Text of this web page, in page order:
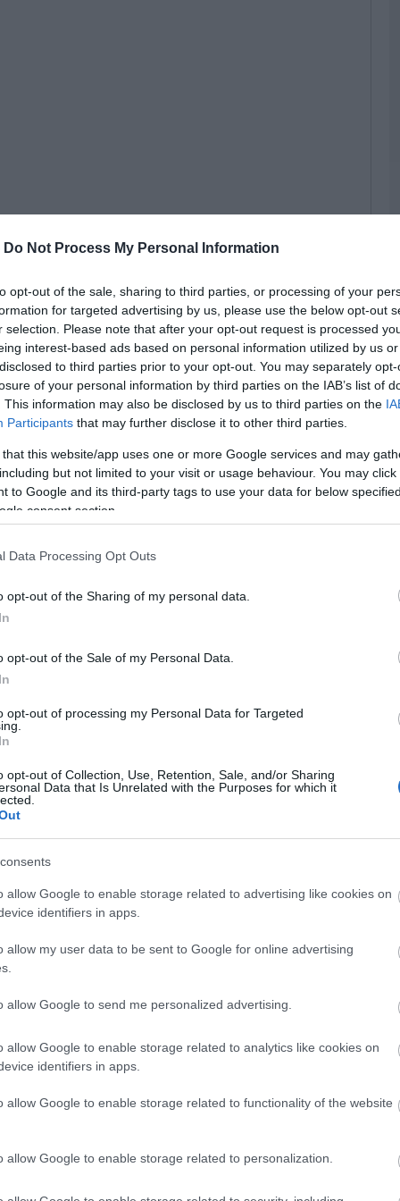
Do Not Process My Personal Information
opt-out of the sale, sharing to third parties, or processing of your
for targeted advertising by us, please use the below opt-out
selection. Please note that after your opt-out request is processed
interest-based ads based on personal information utilized by us
to third parties prior to your opt-out. You may separately
of your personal information by third parties on the IAB’s list of
This information may also be disclosed by us to third parties on the
Participants that may further disclose it to other third parties.
that this website/app uses one or more Google services and may
but not limited to your visit or usage behaviour. You may
to Google and its third-party tags to use your data for below
consent section.
Data Processing Opt Outs
opt-out of the Sharing of my personal data.
opt-out of the Sale of my Personal Data.
opt-out of processing my Personal Data for Targeted
opt-out of Collection, Use, Retention, Sale, and/or Sharing
Data that Is Unrelated with the Purposes for which it
allow Google to enable storage related to advertising like cookies on
identifiers in apps.
allow my user data to be sent to Google for online advertising
allow Google to send me personalized advertising.
allow Google to enable storage related to analytics like cookies on
identifiers in apps.
allow Google to enable storage related to functionality of the website
allow Google to enable storage related to personalization.
να υπερβαίνει τις 10.000 ευρώ.
τα εξής:
του Κώδικα ΦΠΑ, το ειδικό καθεστώς
προαιρετικό καθεστώς, καθίσταται πιο
ότι σε αυτό εντάσσονται οι πραγματικά
να εκπληρώσουν τις υποχρεώσεις
προβλέπεται απαλλαγή από την
καταβολής του φόρου αυτού,
αρχείων (βιβλίων) που τηρούν, όχι
κατά το προηγούμενο φορολογικό έτος
και παροχές υπηρεσιών, κατά την
μέχρι τις 10.000 ευρώ, χωρίς στο ποσό
αξίας, αλλά και για τους νέους
της δήλωσης έναρξης των εργασιών
αυτό.
εντάσσονται στο ειδικό καθεστώς των
έκπτωσης του ΦΠΑ των εισροών
και στα λογιστικά αρχεία (στοιχεία) που
σε αυτά την ένδειξη «χωρίς φόρο
επιχειρήσεων άρθρο 39 ν.
στο ειδικό καθεστώς των μικρών